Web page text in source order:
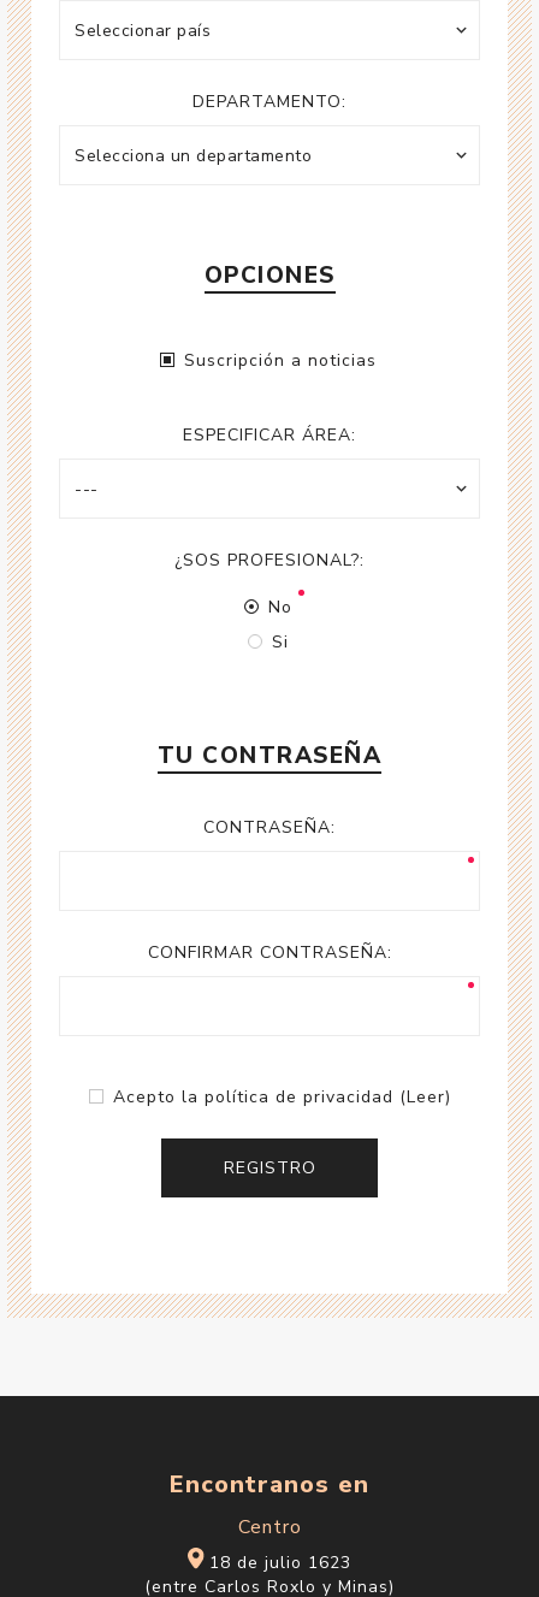
DEPARTAMENTO:
OPCIONES
Suscripción a noticias
ESPECIFICAR ÁREA:
¿SOS PROFESIONAL?:
No
Si
TU CONTRASEÑA
CONTRASEÑA:
CONFIRMAR CONTRASEÑA:
Acepto la política de privacidad (Leer)
Encontranos en
Centro
18 de julio 1623
(entre Carlos Roxlo y Minas)